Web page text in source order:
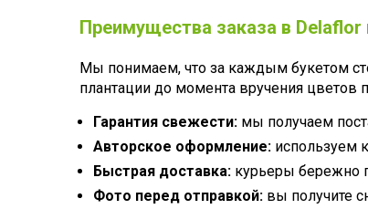
Преимущества заказа в Delaflor
Мы понимаем, что за каждым букетом
плантации до момента вручения цветов
Гарантия свежести: мы получаем
Авторское оформление: используем
Быстрая доставка: курьеры бережно
Фото перед отправкой: вы получите